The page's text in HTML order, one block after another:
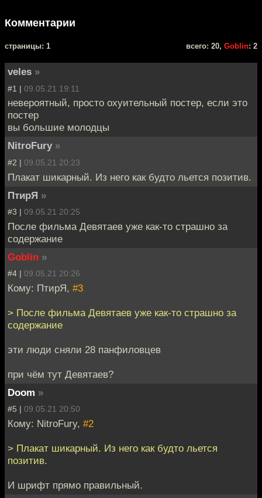
Комментарии
cтраницы: 1 всего: 20, Goblin: 2
veles »
#1 | 09.05.21 19:11
невероятный, просто охуительный постер, если это
постер
вы большие молодцы
NitroFury »
#2 | 09.05.21 20:23
Плакат шикарный. Из него как будто льется позитив.
ПтирЯ »
#3 | 09.05.21 20:25
После фильма Девятаев уже как-то страшно за
содержание
Goblin »
#4 | 09.05.21 20:26
Кому: ПтирЯ, #3
> После фильма Девятаев уже как-то страшно за
содержание
эти люди сняли 28 панфиловцев
при чём тут Девятаев?
Doom »
#5 | 09.05.21 20:50
Кому: NitroFury, #2
> Плакат шикарный. Из него как будто льется
позитив.
И шрифт прямо правильный.